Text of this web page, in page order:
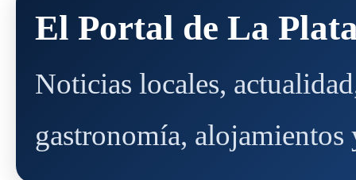
El Portal de La
Noticias locales,
gastronomía,